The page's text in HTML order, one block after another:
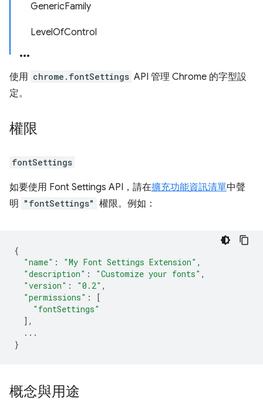
GenericFamily
LevelOfControl
使用 chrome.fontSettings API 管理 Chrome 的字型設
定。
權限
fontSettings
如要使用 Font Settings API，請在擴充功能資訊清單中聲
明
"fontSettings" 權限。例如：
{
"name" : "My Font Settings Extension" ,
"description" : "Customize your fonts" ,
"version" : "0.2" ,
"permissions" :
[
"fontSettings"
],
...
}
概念與用途